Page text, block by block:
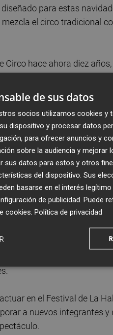
diseñado para estas
el circo tradicional
Circo hace ahora diez
del Colegio Público
de payasos,
de personajes
que llegará, de nuevo
, ha explicado que este año
de circo tradicional,
sobre "si somos
de ocho a once artistas y
amalgama de números.
para luego continuar con
en el Festival de La
a nuevos integrantes y
de sus datos
socios utilizamos cookies y
dispositivo y procesar datos
para ofrecer anuncios y
sobre la audiencia y mejorar
sus datos para estos y otros
del dispositivo. Sus
basarse en el interés
de publicidad . Puede
cookies Política de privacidad